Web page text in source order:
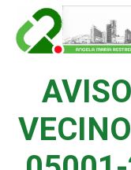
contenido